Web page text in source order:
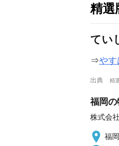
精選
てい
⇒やす
出典 精
福岡
株式会
福